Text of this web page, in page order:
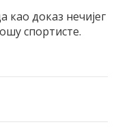
доказ нечијег
спортисте.